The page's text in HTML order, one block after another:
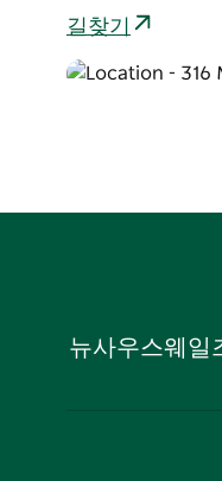
길찾기
뉴사우스웨일